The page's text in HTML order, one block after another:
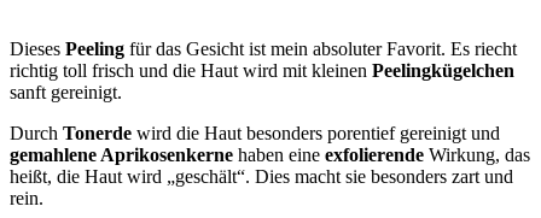
Dieses Peeling für das Gesicht ist mein absoluter Favorit. Es riecht
richtig toll frisch und die Haut wird mit kleinen Peelingkügelchen
sanft gereinigt.
Durch Tonerde wird die Haut besonders porentief gereinigt und
gemahlene Aprikosenkerne haben eine exfolierende Wirkung, das
heißt, die Haut wird „geschält“. Dies macht sie besonders zart und
rein.